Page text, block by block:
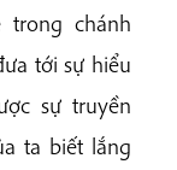
chánh
tới sự hiểu
sự truyền
ta biết lắng